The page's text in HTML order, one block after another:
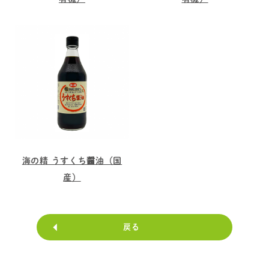
海の精 うすくち醤油（国
産）
戻る